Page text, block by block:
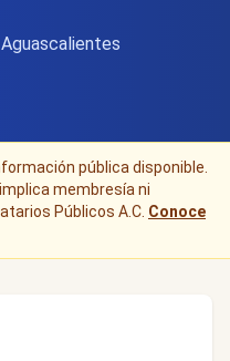
pública disponible.
membresía ni
Públicos A.C. Conoce